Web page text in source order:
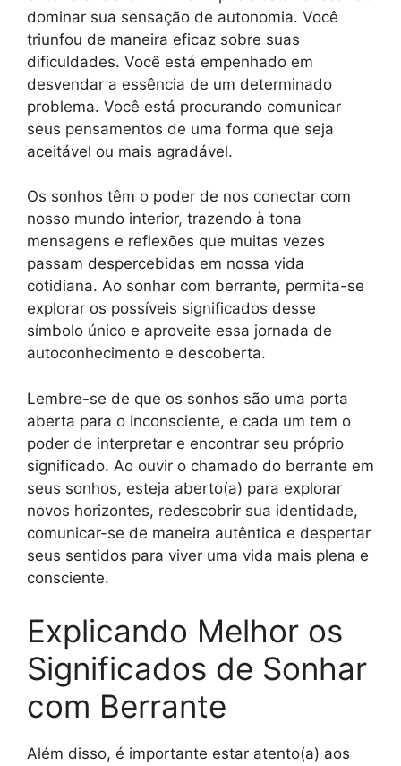
dominar sua sensação de autonomia. Você
triunfou de maneira eficaz sobre suas
dificuldades. Você está empenhado em
desvendar a essência de um determinado
problema. Você está procurando comunicar
seus pensamentos de uma forma que seja
aceitável ou mais agradável.
Os sonhos têm o poder de nos conectar com
nosso mundo interior, trazendo à tona
mensagens e reflexões que muitas vezes
passam despercebidas em nossa vida
cotidiana. Ao sonhar com berrante, permita-se
explorar os possíveis significados desse
símbolo único e aproveite essa jornada de
autoconhecimento e descoberta.
Lembre-se de que os sonhos são uma porta
aberta para o inconsciente, e cada um tem o
poder de interpretar e encontrar seu próprio
significado. Ao ouvir o chamado do berrante em
seus sonhos, esteja aberto(a) para explorar
novos horizontes, redescobrir sua identidade,
comunicar-se de maneira autêntica e despertar
seus sentidos para viver uma vida mais plena e
consciente.
Explicando Melhor os
Significados de Sonhar
com Berrante
Além disso, é importante estar atento(a) aos